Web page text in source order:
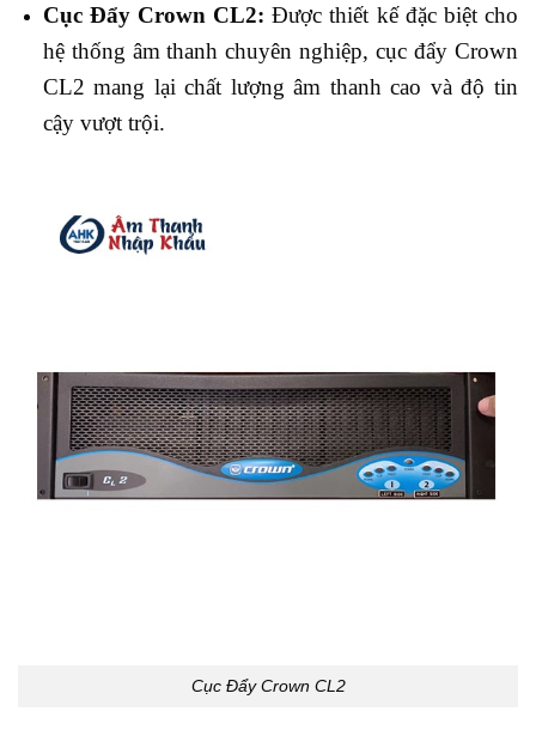
Cục Đẩy Crown CL2: Được thiết kế đặc biệt cho
hệ thống âm thanh chuyên nghiệp, cục đẩy Crown
CL2 mang lại chất lượng âm thanh cao và độ tin
cậy vượt trội.
Cục Đẩy Crown CL2